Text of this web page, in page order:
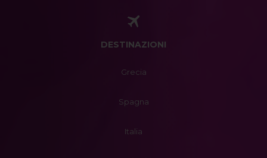
DESTINAZIONI
Grecia
Spagna
Italia